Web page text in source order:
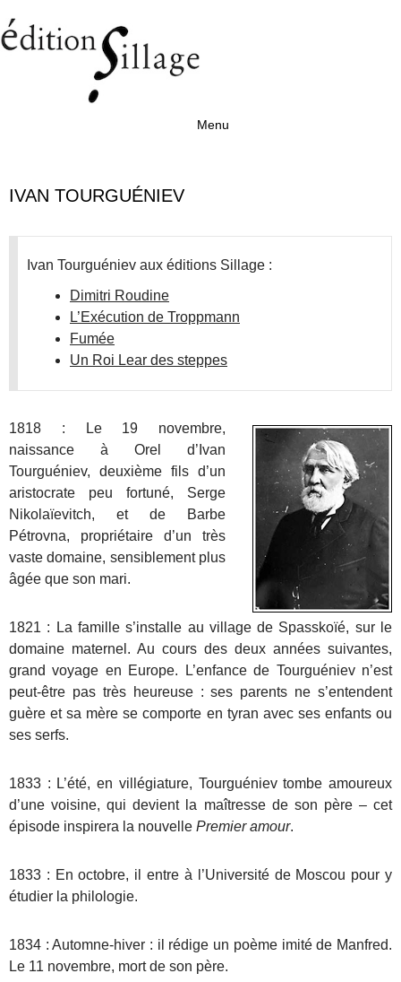
Menu
IVAN TOURGUÉNIEV
Ivan Tourguéniev aux éditions Sillage :
Dimitri Roudine
L’Exécution de Troppmann
Fumée
Un Roi Lear des steppes
1818 : Le 19 novembre,
naissance à Orel d’Ivan
Tourguéniev, deuxième fils d’un
aristocrate peu fortuné, Serge
Nikolaïevitch, et de Barbe
Pétrovna, propriétaire d’un très
vaste domaine, sensiblement plus
âgée que son mari.
1821 : La famille s’installe au village de Spasskoïé, sur le
domaine maternel. Au cours des deux années suivantes,
grand voyage en Europe. L’enfance de Tourguéniev n’est
peut-être pas très heureuse : ses parents ne s’entendent
guère et sa mère se comporte en tyran avec ses enfants ou
ses serfs.
1833 : L’été, en villégiature, Tourguéniev tombe amoureux
d’une voisine, qui devient la maîtresse de son père – cet
épisode inspirera la nouvelle Premier amour.
1833 : En octobre, il entre à l’Université de Moscou pour y
étudier la philologie.
1834 : Automne-hiver : il rédige un poème imité de Manfred.
Le 11 novembre, mort de son père.